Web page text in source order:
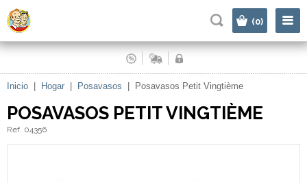
(0)
Inicio Hogar Posavasos Posavasos Petit Vingtième
POSAVASOS PETIT VINGTIÈME
Ref. 04356